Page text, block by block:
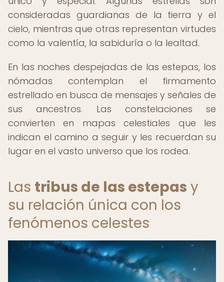
consideradas guardianas de la tierra y el
cielo, mientras que otras representan virtudes
como la valentía, la sabiduría o la lealtad.
En las noches despejadas de las estepas, los
nómadas contemplan el firmamento
estrellado en busca de mensajes y señales de
sus ancestros. Las constelaciones se
convierten en mapas celestiales que les
indican el camino a seguir y les recuerdan su
lugar en el vasto universo que los rodea.
Las tribus de las estepas y
su relación única con los
fenómenos celestes